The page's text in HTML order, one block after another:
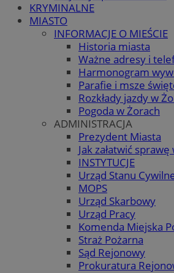
KRYMINALNE
MIASTO
INFORMACJE O MIEŚCIE
Historia miasta
Ważne adresy i
Harmonogram
Parafie i msze
Rozkłady jazdy w
Pogoda w Żorach
ADMINISTRACJA
Prezydent Miasta
Jak załatwić
INSTYTUCJE
Urząd Stanu
MOPS
Urząd Skarbowy
Urząd Pracy
Komenda Miejska
Straż Pożarna
Sąd Rejonowy
Prokuratura